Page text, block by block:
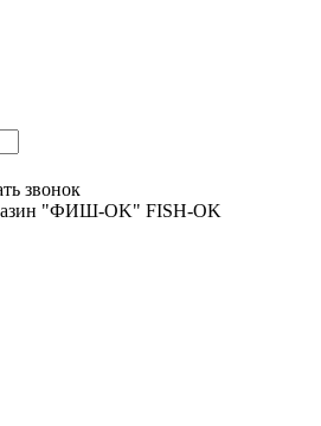
звонок
"ФИШ-OK" FISH-OK